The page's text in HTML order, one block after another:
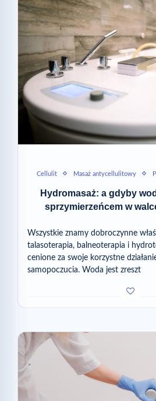
Cellulit Masaż antycellulitowy
Hydromasaż: a gdyby
sprzymierzeńcem w
Wszystkie znamy dobroczynne
talasoterapia, balneoterapia i
cenione za swoje korzystne
samopoczucia. Woda jest zreszt